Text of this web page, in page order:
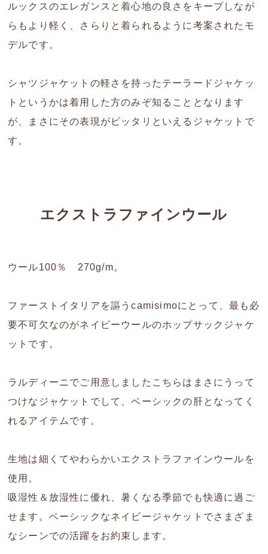
ルックスのエレガンスと着心地の良さをキープしなが
らもより軽く、さらりと着られるように考案されたモ
デルです。
シャツジャケットの軽さを持ったテーラードジャケッ
トというかは着用した方のみぞ知ることとなります
が、まさにその表現がピッタリといえるジャケットで
す。
エクストラファインウール
ウール100％ 270g/m。
ファーストイタリアを謳うcamisimoにとって、最も必
要不可欠なのがネイビーウールのホップサックジャケ
ットです。
ラルディーニでご用意しましたこちらはまさにうって
つけなジャケットでして、ベーシックの肝となってく
れるアイテムです。
生地は細くてやわらかいエクストラファインウールを
使用。
吸湿性＆放湿性に優れ、暑くなる季節でも快適に過ご
せます。ベーシックなネイビージャケットでさまざま
なシーンでの活躍をお約束します。